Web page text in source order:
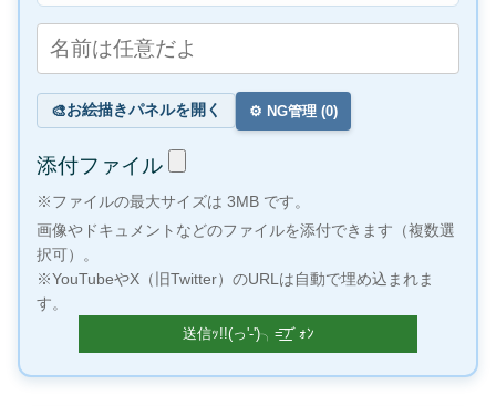
🎨お絵描きパネルを開く ⚙️ NG管理 (0)
添付ファイル
※ファイルの最大サイズは 3MB です。
画像やドキュメントなどのファイルを添付できます（複数選
択可）。
※YouTubeやX（旧Twitter）のURLは自動で埋め込まれま
す。